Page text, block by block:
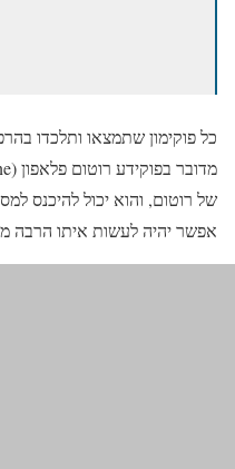
כל פוקימון שתמצאו ותלכדו
של רוטום, והוא יכול להיכנס
אפשר יהיה לעשות איתו הרבה